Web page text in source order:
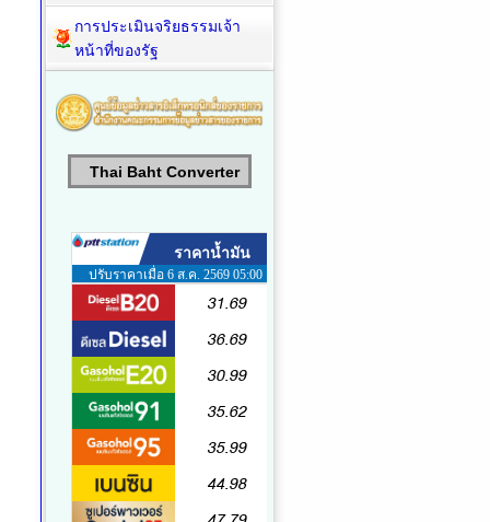
การประเมินจริยธรรมเจ้า
หน้าที่ของรัฐ
Thai Baht Converter